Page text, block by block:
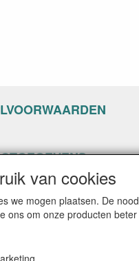
15
van cookies
we mogen plaatsen. De
om onze producten